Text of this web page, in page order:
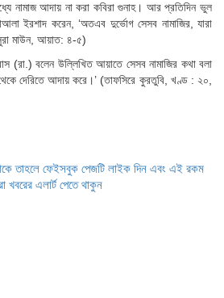
নামাজ আদায় না করা কবিরা গুনাহ। আর প্রতিদিন ভুল
ইরশাদ করেন, ‘অতএব দুর্ভোগ সেসব নামাজির, যারা
মাউন, আয়াত: ৪-৫)
(রা.) বলেন উল্লিখিত আয়াতে সেসব নামাজির কথা বলা
থেকে দেরিতে আদায় করে।’ (তাফসিরে কুরতুবি, খণ্ড : ২০,
তাহলে ফেইসবুক পেজটি লাইক দিন এবং এই রকম
খবরের এলার্ট পেতে থাকুন